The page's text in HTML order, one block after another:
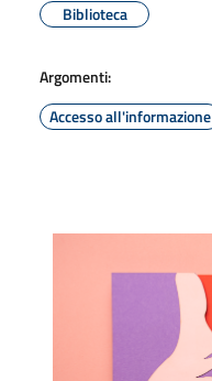
Biblioteca
Argomenti:
Accesso all'informazione